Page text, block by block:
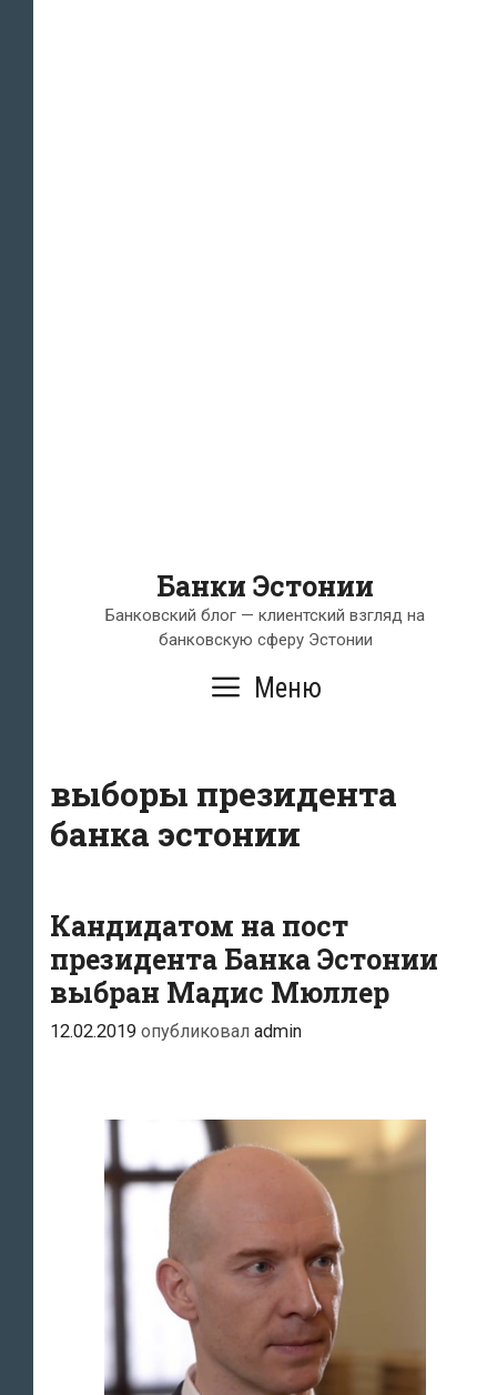
Банки Эстонии
Банковский блог — клиентский взгляд на
банковскую сферу Эстонии
Меню
выборы президента
банка эстонии
Кандидатом на пост
президента Банка Эстонии
выбран Мадис Мюллер
12.02.2019 опубликовал admin